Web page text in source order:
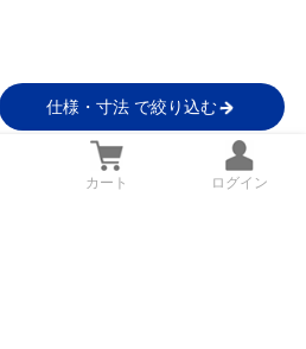
仕様・寸法 で絞り込む
カート ログイン